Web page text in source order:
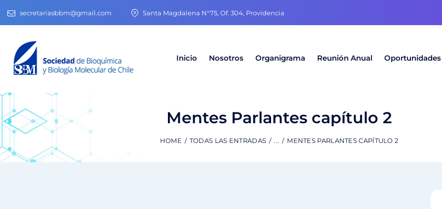
secretariasbbm@gmail.com Santa Magdalena N°75, Of. 304, Providencia
Inicio Nosotros Organigrama Reunión Anual Oportunidades
Mentes Parlantes capítulo 2
HOME TODAS LAS ENTRADAS ... MENTES PARLANTES CAPÍTULO 2